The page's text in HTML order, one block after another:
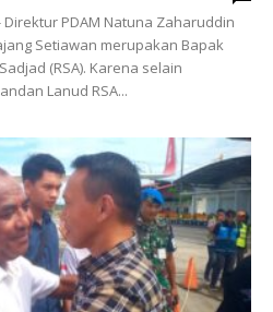
- Direktur PDAM Natuna Zaharuddin
Setiawan merupakan Bapak
(RSA). Karena selain
Lanud RSA...